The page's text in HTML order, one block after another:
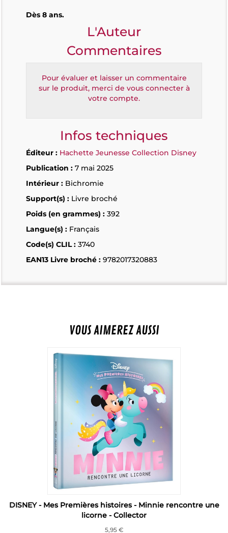
Dès 8 ans.
L'Auteur
Commentaires
Pour évaluer et laisser un commentaire
sur le produit, merci de vous connecter à
votre compte.
Infos techniques
Éditeur : Hachette Jeunesse Collection Disney
Publication : 7 mai 2025
Intérieur : Bichromie
Support(s) : Livre broché
Poids (en grammes) : 392
Langue(s) : Français
Code(s) CLIL : 3740
EAN13 Livre broché : 9782017320883
VOUS AIMEREZ AUSSI
DISNEY - Mes Premières histoires - Minnie rencontre une
licorne - Collector
5,95 €